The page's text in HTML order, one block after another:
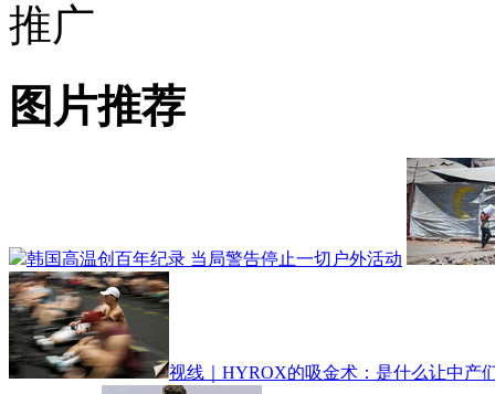
推广
图片推荐
韩国高温创百年纪录 当局警告停止一切户外活动
视线｜HYROX的吸金术：是什么让中产